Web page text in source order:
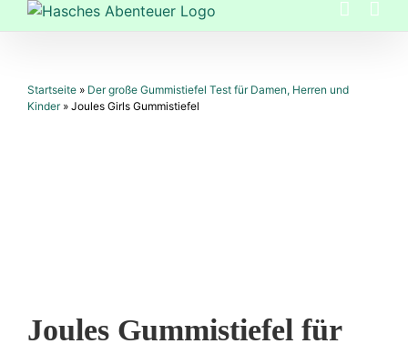
Zum
Inhalt
Startseite » Der große Gummistiefel Test für Damen, Herren und
Kinder» Joules Girls Gummistiefel
Joules Gummistiefel für